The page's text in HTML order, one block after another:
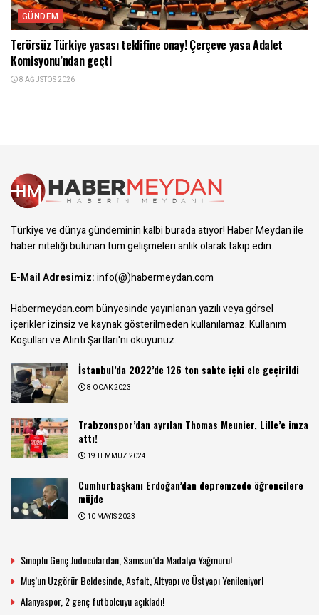
GÜNDEM
Terörsüz Türkiye yasası teklifine onay! Çerçeve yasa Adalet
Komisyonu’ndan geçti
8 AĞUSTOS 2026
Türkiye ve dünya gündeminin kalbi burada atıyor! Haber Meydan ile
haber niteliği bulunan tüm gelişmeleri anlık olarak takip edin.
E-Mail Adresimiz:info(@)habermeydan.com
Habermeydan.com bünyesinde yayınlanan yazılı veya görsel
içerikler izinsiz ve kaynak gösterilmeden kullanılamaz.Kullanım
Koşulları ve Alıntı Şartları'nı okuyunuz.
İstanbul’da 2022’de 126 ton sahte içki ele geçirildi
8 OCAK 2023
Trabzonspor’dan ayrılan Thomas Meunier, Lille’e imza
attı!
19 TEMMUZ 2024
Cumhurbaşkanı Erdoğan’dan depremzede öğrencilere
müjde
10 MAYIS 2023
Sinoplu Genç Judoculardan, Samsun’da Madalya Yağmuru!
Muş’un Uzgörür Beldesinde, Asfalt, Altyapı ve Üstyapı Yenileniyor!
Alanyaspor, 2 genç futbolcuyu açıkladı!